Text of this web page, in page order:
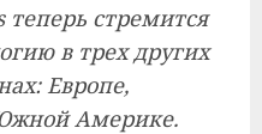
теперь стремится
в трех других
Европе,
Америке.